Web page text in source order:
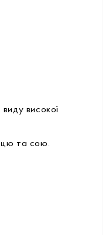
високої
та сою.